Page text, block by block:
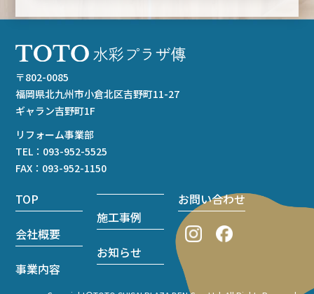
〒802-0085
福岡県北九州市小倉北区吉野町11-27
ギャラン吉野町1F
リフォーム事業部
TEL： 093-952-5525
FAX：093-952-1150
TOP
会社概要
事業内容
施工事例
お知らせ
お問い合わせ